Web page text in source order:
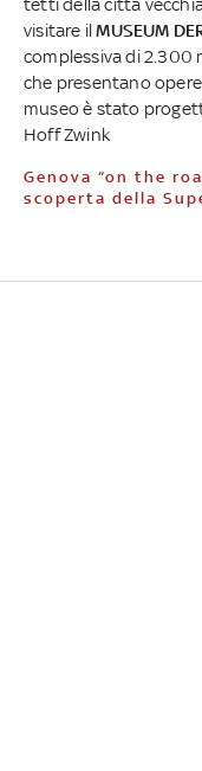
tetti della città
visitare ilMUSEUM
complessiva di 2.300
che presentano
museo è stato
Hoff Zwink
Genova “on the road”, passeggiata in 15 tappe alla
scoperta della